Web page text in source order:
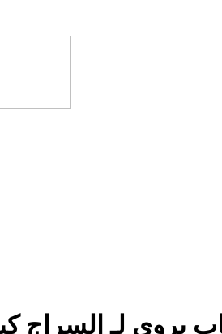
يروي لـ